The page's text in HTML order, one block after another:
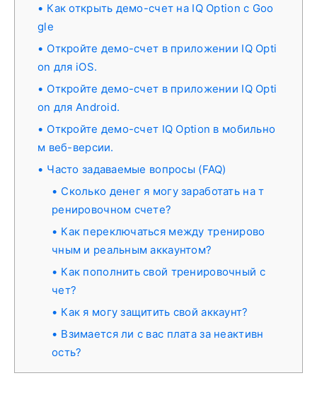
Как открыть демо-счет на IQ Option с Goo
gle
Откройте демо-счет в приложении IQ Opti
on для iOS.
Откройте демо-счет в приложении IQ Opti
on для Android.
Откройте демо-счет IQ Option в мобильно
м веб-версии.
Часто задаваемые вопросы (FAQ)
Сколько денег я могу заработать на т
ренировочном счете?
Как переключаться между тренирово
чным и реальным аккаунтом?
Как пополнить свой тренировочный с
чет?
Как я могу защитить свой аккаунт?
Взимается ли с вас плата за неактивн
ость?